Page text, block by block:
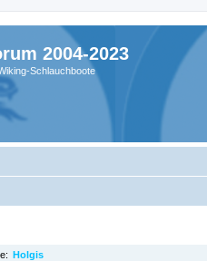
2004-2023
Schlauchboote
Holgis